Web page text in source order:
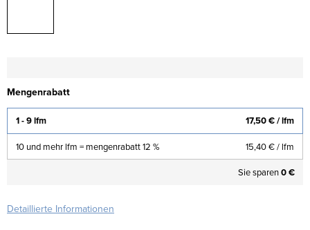
Mengenrabatt
1 - 9 lfm 17,50 €/ lfm
10 und mehr lfm = mengenrabatt 12 % 15,40 €/ lfm
Sie sparen0 €
Detaillierte Informationen